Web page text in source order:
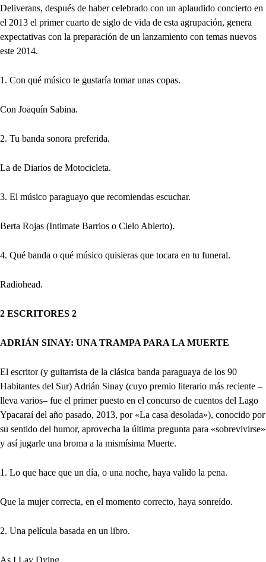
Deliverans, después de haber celebrado con un aplaudido concierto en
el 2013 el primer cuarto de siglo de vida de esta agrupación, genera
expectativas con la preparación de un lanzamiento con temas nuevos
este 2014.
1. Con qué músico te gustaría tomar unas copas.
Con Joaquín Sabina.
2. Tu banda sonora preferida.
La de Diarios de Motocicleta.
3. El músico paraguayo que recomiendas escuchar.
Berta Rojas (Intimate Barrios o Cielo Abierto).
4. Qué banda o qué músico quisieras que tocara en tu funeral.
Radiohead.
2 ESCRITORES 2
ADRIÁN SINAY: UNA TRAMPA PARA LA MUERTE
El escritor (y guitarrista de la clásica banda paraguaya de los 90
Habitantes del Sur) Adrián Sinay (cuyo premio literario más reciente –
lleva varios– fue el primer puesto en el concurso de cuentos del Lago
Ypacaraí del año pasado, 2013, por «La casa desolada»), conocido por
su sentido del humor, aprovecha la última pregunta para «sobrevivirse»
y así jugarle una broma a la mismísima Muerte.
1. Lo que hace que un día, o una noche, haya valido la pena.
Que la mujer correcta, en el momento correcto, haya sonreído.
2. Una película basada en un libro.